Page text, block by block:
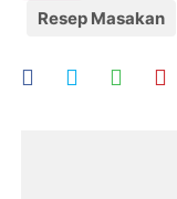
Resep Masakan